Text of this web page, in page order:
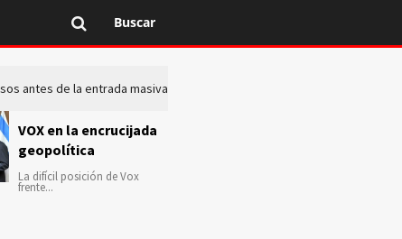
Buscar
antes de la entrada masiva de inmigrantes en Ceuta
VOX en la encrucijada
geopolítica
La difícil posición de Vox
frente...